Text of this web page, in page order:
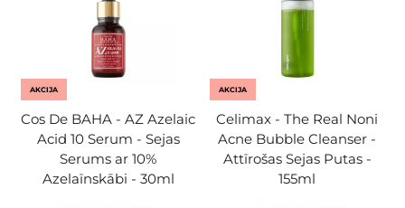
AKCIJA
Cos De BAHA - AZ Azelaic
Acid 10 Serum - Sejas
Serums ar 10%
Azelaīnskābi - 30ml
AKCIJA
Celimax - The Real Noni
Acne Bubble Cleanser -
Attīrošas Sejas Putas -
155ml